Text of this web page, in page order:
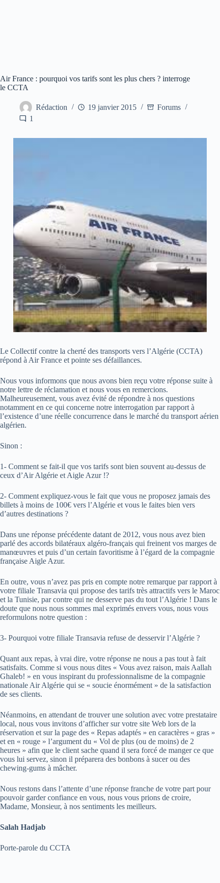
Air France : pourquoi vos tarifs sont les plus chers ? interroge
le CCTA
Rédaction 19 janvier 2015
Forums
1
Le Collectif contre la cherté des transports vers l’Algérie (CCTA)
répond à Air France et pointe ses défaillances.
Nous vous informons que nous avons bien reçu votre réponse suite à
notre lettre de réclamation et nous vous en remercions.
Malheureusement, vous avez évité de répondre à nos questions
notamment en ce qui concerne notre interrogation par rapport à
l’existence d’une réelle concurrence dans le marché du transport aérien
algérien.
Sinon :
1- Comment se fait-il que vos tarifs sont bien souvent au-dessus de
ceux d’Air Algérie et Aigle Azur !?
2- Comment expliquez-vous le fait que vous ne proposez jamais des
billets à moins de 100€ vers l’Algérie et vous le faites bien vers
d’autres destinations ?
Dans une réponse précédente datant de 2012, vous nous avez bien
parlé des accords bilatéraux algéro-français qui freinent vos marges de
manœuvres et puis d’un certain favoritisme à l’égard de la compagnie
française Aigle Azur.
En outre, vous n’avez pas pris en compte notre remarque par rapport à
votre filiale Transavia qui propose des tarifs très attractifs vers le Maroc
et la Tunisie, par contre qui ne desserve pas du tout l’Algérie ! Dans le
doute que nous nous sommes mal exprimés envers vous, nous vous
reformulons notre question :
3- Pourquoi votre filiale Transavia refuse de desservir l’Algérie ?
Quant aux repas, à vrai dire, votre réponse ne nous a pas tout à fait
satisfaits. Comme si vous nous dites « Vous avez raison, mais Aallah
Ghaleb! » en vous inspirant du professionnalisme de la compagnie
nationale Air Algérie qui se « soucie énormément » de la satisfaction
de ses clients.
Néanmoins, en attendant de trouver une solution avec votre prestataire
local, nous vous invitons d’afficher sur votre site Web lors de la
réservation et sur la page des « Repas adaptés » en caractères « gras »
et en « rouge » l’argument du « Vol de plus (ou de moins) de 2
heures » afin que le client sache quand il sera forcé de manger ce que
vous lui servez, sinon il préparera des bonbons à sucer ou des
chewing-gums à mâcher.
Nous restons dans l’attente d’une réponse franche de votre part pour
pouvoir garder confiance en vous, nous vous prions de croire,
Madame, Monsieur, à nos sentiments les meilleurs.
Salah Hadjab
Porte-parole du CCTA